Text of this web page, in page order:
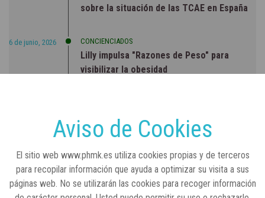
sobre la situación de las TCAE en España
6 de junio, 2026 CONCIENCIADOS
Lilly impulsa "Razones de Peso" para
visibilizar la obesidad
Real Academia Nacional de Farmacia: un
laboratorio de ideas que se ha adaptado a
Aviso de Cookies
El sitio web www.phmk.es utiliza cookies propias y de terceros
para recopilar información que ayuda a optimizar su visita a sus
páginas web. No se utilizarán las cookies para recoger información